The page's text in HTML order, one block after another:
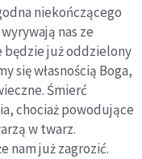
niekończącego
nas ze
będzie już oddzielony
się własnością Boga,
Śmierć
chociaż powodujące
w twarz.
nam już zagrozić.